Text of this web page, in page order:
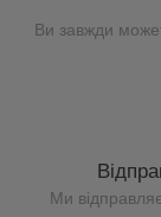
Ви завжди
Ми